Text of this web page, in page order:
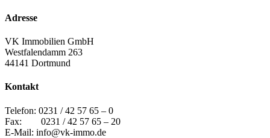
Adresse
VK Immobilien GmbH
Westfalendamm 263
44141 Dortmund
Kontakt
Telefon: 0231 / 42 57 65 – 0
Fax: 0231 / 42 57 65 – 20
E-Mail: info@vk-immo.de